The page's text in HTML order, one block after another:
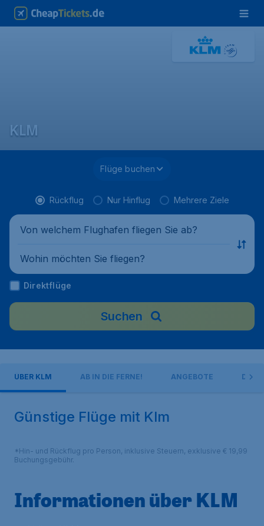
KLM
Flüge buchen
Rückflug Nur Hinflug Mehrere Ziele
Von welchem Flughafen fliegen Sie ab?
Wohin möchten Sie fliegen?
Direktflüge
Suchen
ÜBER KLM AB IN DIE FERNE! ANGEBOTE
Günstige Flüge mit Klm
*Hin- und Rückflug pro Person, inklusive Steuern, exklusive € 19,99
Buchungsgebühr.
Informationen über KLM